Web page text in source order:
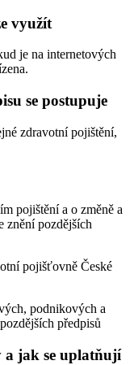
využít
je na internetových
se postupuje
zdravotní pojištění,
pojištění a o změně a
znění pozdějších
pojišťovně České
podnikových a
předpisů
a jak se uplatňují